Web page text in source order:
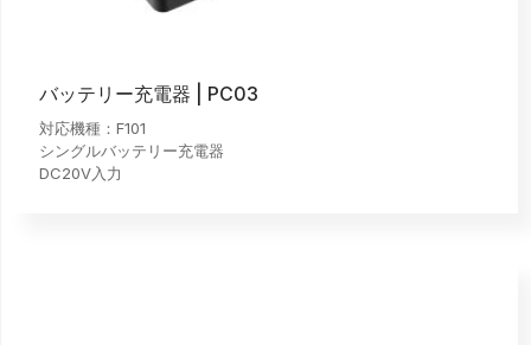
バッテリー充電器 | PC03
対応機種：F101
シングルバッテリー充電器
DC20V入力